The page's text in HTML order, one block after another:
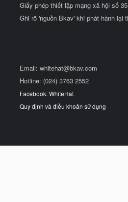
Giấy phép thiết lập mạng xã hội số
Ghi rõ 'nguồn Bkav' khi phát hành lại
Email: whitehat@bkav.com
Hotline: (024) 3763 2552
Facebook: WhiteHat
Quy định và điều khoản sử dụng